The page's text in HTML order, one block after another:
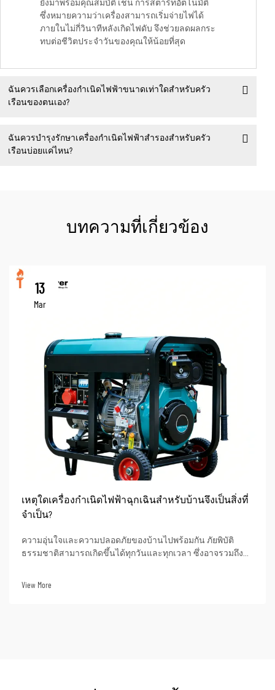
ยังมาพร้อมคุณสมบัติ เช่น การสตาร์ทอัตโนมัติ
ซึ่งหมายความว่าเครื่องสามารถเริ่มจ่ายไฟได้
ภายในไม่กี่วินาทีหลังเกิดไฟดับ จึงช่วยลดผลกระ
ทบต่อชีวิตประจำวันของคุณให้น้อยที่สุด
ฉันควรเลือกเครื่องกำเนิดไฟฟ้าขนาดเท่าใดสำหรับครัว
เรือนของตนเอง?
ฉันควรบำรุงรักษาเครื่องกำเนิดไฟฟ้าสำรองสำหรับครัว
เรือนบ่อยแค่ไหน?
บทความที่เกี่ยวข้อง
13
Mar
เหตุใดเครื่องกำเนิดไฟฟ้าฉุกเฉินสำหรับบ้านจึงเป็นสิ่งที่
จำเป็น?
ความอุ่นใจและความปลอดภัยของบ้านไปพร้อมกัน ภัยพิบัติ
ธรรมชาติสามารถเกิดขึ้นได้ทุกวันและทุกเวลา ซึ่งอาจรวมถึง
View More